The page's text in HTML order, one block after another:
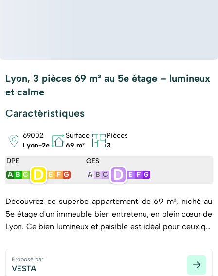
Lyon, 3 pièces 69 m² au 5e étage – lumineux
et calme
Caractéristiques
69002
Lyon-2e
Surface
69 m²
Pièces
3
DPE
A B C D E F G
GES
A B C D E F G
Découvrez ce superbe appartement de 69 m², niché au
5e étage d'un immeuble bien entretenu, en plein cœur de
Lyon. Ce bien lumineux et paisible est idéal pour ceux qui
Proposé par
VESTA